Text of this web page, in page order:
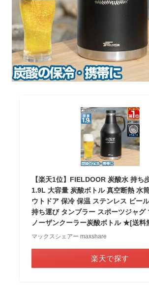
【楽天1位】FIELDOOR 炭酸水 持ち
1.9L 大容量 炭酸ボトル 真空断熱 水
ウトドア 保冷 保温 ステンレス ビー
持ち運び タンブラー スポーツジャグ
ノーザンクーラー炭酸ボトル ★[送料
マックスシェアー maxshare
楽天で探す